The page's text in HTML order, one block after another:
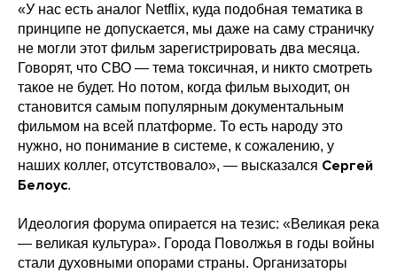
«У нас есть аналог Netflix, куда подобная тематика в
принципе не допускается, мы даже на саму страничку
не могли этот фильм зарегистрировать два месяца.
Говорят, что СВО — тема токсичная, и никто смотреть
такое не будет. Но потом, когда фильм выходит, он
становится самым популярным документальным
фильмом на всей платформе. То есть народу это
нужно, но понимание в системе, к сожалению, у
наших коллег, отсутствовало», — высказался Сергей
Белоус.
Идеология форума опирается на тезис: «Великая река
— великая культура». Города Поволжья в годы войны
стали духовными опорами страны. Организаторы